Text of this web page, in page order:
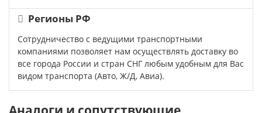
Регионы РФ
Сотрудничество с ведущими транспортными
компаниями позволяет нам осуществлять доставку во
все города России и стран СНГ любым удобным для Вас
видом транспорта (Авто, Ж/Д, Авиа).